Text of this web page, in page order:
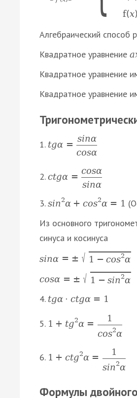
f(x)
Алгебраический способ
Квадратное уравнение a
Квадратное уравнение
Квадратное уравнение
1. tgα =
sinα
cosα
2.ctgα =
cosα
sinα
3.sin 2α + cos2α = 1
Из основного
синуса и косинуса
sinα = ± √ 1 − cos2α
cosα = ± √ 1 − sin 2α
4. tgα · ctgα = 1
5. 1 + tg2α =
1
cos2α
6. 1 + ctg2α =
1
sin 2α
Формулы